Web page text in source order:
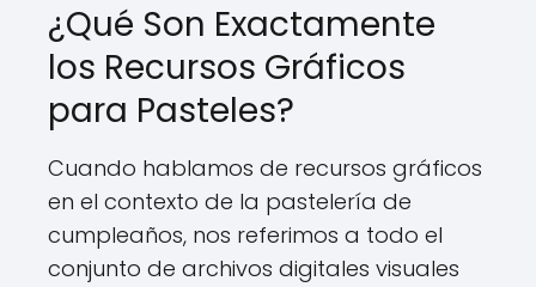
¿Qué Son Exactamente
los Recursos Gráficos
para Pasteles?
Cuando hablamos de recursos gráficos
en el contexto de la pastelería de
cumpleaños, nos referimos a todo el
conjunto de archivos digitales visuales